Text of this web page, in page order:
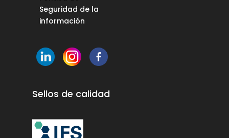
Seguridad de la
información
Sellos de calidad